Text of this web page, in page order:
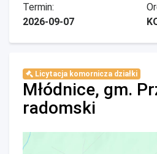
Termin:
2026-09-07
Licytacja komornicza działki
Młódnice, gm.
radomski